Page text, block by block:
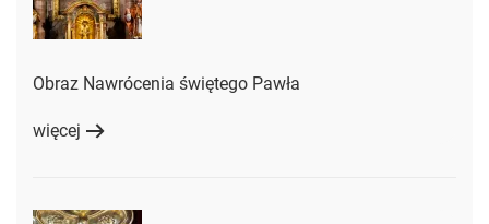
Obraz Nawrócenia świętego Pawła
więcej